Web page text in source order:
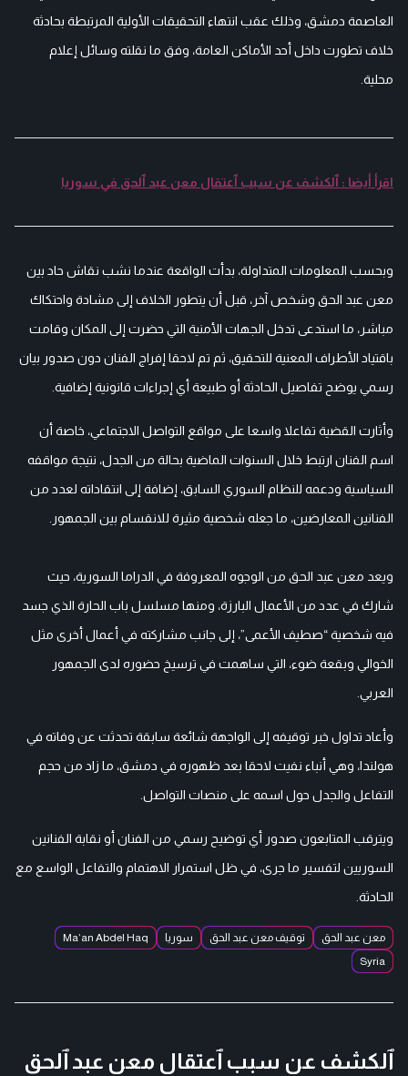
العاصمة دمشق، وذلك عقب انتهاء التحقيقات الأولية المرتبطة بحادثة
خلاف تطورت داخل أحد الأماكن العامة، وفق ما نقلته وسائل إعلام
محلية.
اقرأ أيضا : ٱلكشف عن سبب ٱعتقال معن عبد ٱلحق في سوريا
وبحسب المعلومات المتداولة، بدأت الواقعة عندما نشب نقاش حاد بين
معن عبد الحق وشخص آخر، قبل أن يتطور الخلاف إلى مشادة واحتكاك
مباشر، ما استدعى تدخل الجهات الأمنية التي حضرت إلى المكان وقامت
باقتياد الأطراف المعنية للتحقيق، ثم تم لاحقا إفراج الفنان دون صدور بيان
رسمي يوضح تفاصيل الحادثة أو طبيعة أي إجراءات قانونية إضافية.
وأثارت القضية تفاعلا واسعا على مواقع التواصل الاجتماعي، خاصة أن
اسم الفنان ارتبط خلال السنوات الماضية بحالة من الجدل، نتيجة مواقفه
السياسية ودعمه للنظام السوري السابق، إضافة إلى انتقاداته لعدد من
الفنانين المعارضين، ما جعله شخصية مثيرة للانقسام بين الجمهور.
ويعد معن عبد الحق من الوجوه المعروفة في الدراما السورية، حيث
شارك في عدد من الأعمال البارزة، ومنها مسلسل باب الحارة الذي جسد
فيه شخصية “صطيف الأعمى”، إلى جانب مشاركته في أعمال أخرى مثل
الخوالي وبقعة ضوء، التي ساهمت في ترسيخ حضوره لدى الجمهور
العربي.
وأعاد تداول خبر توقيفه إلى الواجهة شائعة سابقة تحدثت عن وفاته في
هولندا، وهي أنباء نفيت لاحقا بعد ظهوره في دمشق، ما زاد من حجم
التفاعل والجدل حول اسمه على منصات التواصل.
ويترقب المتابعون صدور أي توضيح رسمي من الفنان أو نقابة الفنانين
السوريين لتفسير ما جرى، في ظل استمرار الاهتمام والتفاعل الواسع مع
الحادثة.
معن عبد الحق توقيف معن عبد الحق سوريا
Ma’an Abdel Haq
Syria
ٱلكشف عن سبب ٱعتقال معن عبد ٱلحق